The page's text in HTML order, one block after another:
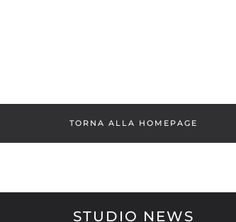
TORNA ALLA HOMEPAGE
STUDIO NEWS